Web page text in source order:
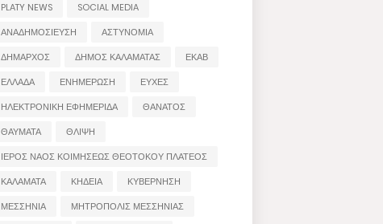
PLATY NEWS
SOCIAL MEDIA
ΑΝΑΔΗΜΟΣΙΕΥΣΗ
ΑΣΤΥΝΟΜΙΑ
ΔΗΜΑΡΧΟΣ
ΔΗΜΟΣ ΚΑΛΑΜΑΤΑΣ
ΕΚΑΒ
ΕΛΛΑΔΑ
ΕΝΗΜΕΡΩΣΗ
ΕΥΧΕΣ
ΗΛΕΚΤΡΟΝΙΚΗ ΕΦΗΜΕΡΙΔΑ
ΘΑΝΑΤΟΣ
ΘΑΥΜΑΤΑ
ΘΛΙΨΗ
ΙΕΡΟΣ ΝΑΟΣ ΚΟΙΜΗΣΕΩΣ ΘΕΟΤΟΚΟΥ ΠΛΑΤΕΟΣ
ΚΑΛΑΜΑΤΑ
ΚΗΔΕΙΑ
ΚΥΒΕΡΝΗΣΗ
ΜΕΣΣΗΝΙΑ
ΜΗΤΡΟΠΟΛΙΣ ΜΕΣΣΗΝΙΑΣ